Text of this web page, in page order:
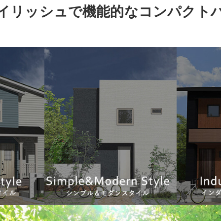
リッシュで機能的なコンパクト